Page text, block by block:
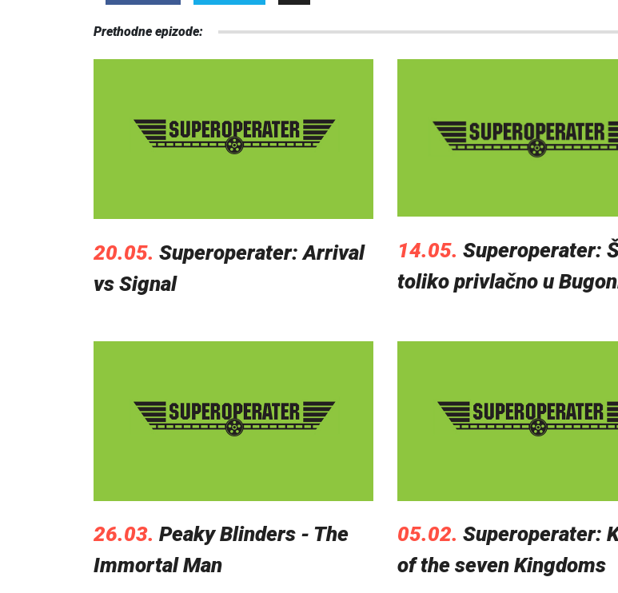
Prethodne epizode:
20.05. Superoperater: Arrival
vs Signal
14.05. Superoperater:
toliko privlačno u
26.03. Peaky Blinders - The
Immortal Man
05.02. Superoperater:
of the seven Kingdoms